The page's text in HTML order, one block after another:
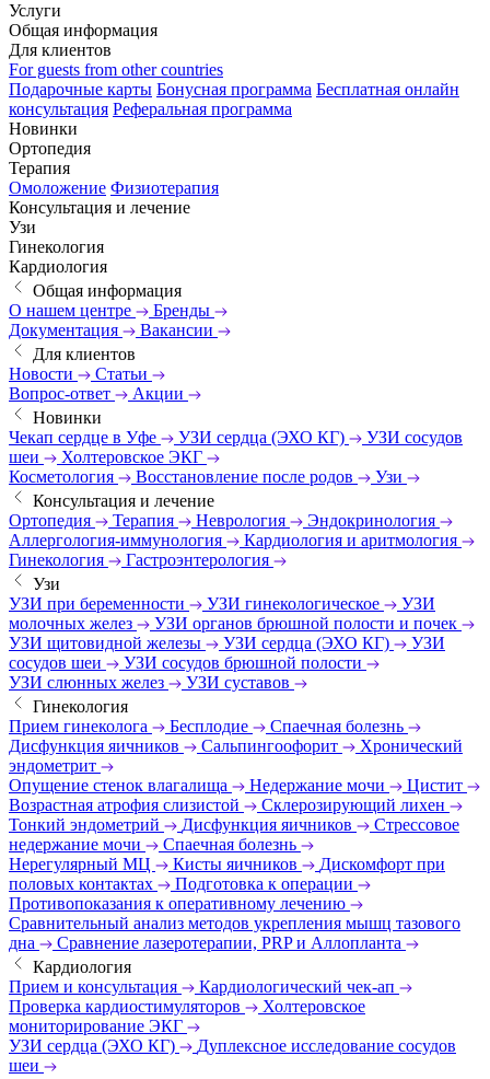
Услуги
Общая информация
Для клиентов
For guests from other countries
Подарочные карты Бонусная программа Бесплатная онлайн
консультация Реферальная программа
Новинки
Ортопедия
Терапия
Омоложение Физиотерапия
Консультация и лечение
Узи
Гинекология
Кардиология
Общая информация
О нашем центре
Бренды
Документация
Вакансии
Для клиентов
Новости
Статьи
Вопрос-ответ
Акции
Новинки
Чекап сердце в Уфе
УЗИ сердца (ЭХО КГ)
УЗИ сосудов
шеи
Холтеровское ЭКГ
Косметология
Восстановление после родов
Узи
Консультация и лечение
Ортопедия
Терапия Неврология
Эндокринология
Аллергология-иммунология
Кардиология и аритмология
Гинекология
Гастроэнтерология
Узи
УЗИ при беременности
УЗИ гинекологическое
УЗИ
молочных желез
УЗИ органов брюшной полости и почек
УЗИ щитовидной железы
УЗИ сердца (ЭХО КГ)
УЗИ
сосудов шеи
УЗИ сосудов брюшной полости
УЗИ слюнных желез
УЗИ суставов
Гинекология
Прием гинеколога
Бесплодие
Спаечная болезнь
Дисфункция яичников
Сальпингоофорит
Хронический
эндометрит
Опущение стенок влагалища
Недержание мочи
Цистит
Возрастная атрофия слизистой
Склерозирующий лихен
Тонкий эндометрий
Дисфункция яичников
Стрессовое
недержание мочи
Спаечная болезнь
Нерегулярный МЦ
Кисты яичников
Дискомфорт при
половых контактах
Подготовка к операции
Противопоказания к оперативному лечению
Сравнительный анализ методов укрепления мышц тазового
дна
Сравнение лазеротерапии, PRP и Аллопланта
Кардиология
Прием и консультация
Кардиологический чек-ап
Проверка кардиостимуляторов
Холтеровское
мониторирование ЭКГ
УЗИ сердца (ЭХО КГ)
Дуплексное исследование сосудов
шеи